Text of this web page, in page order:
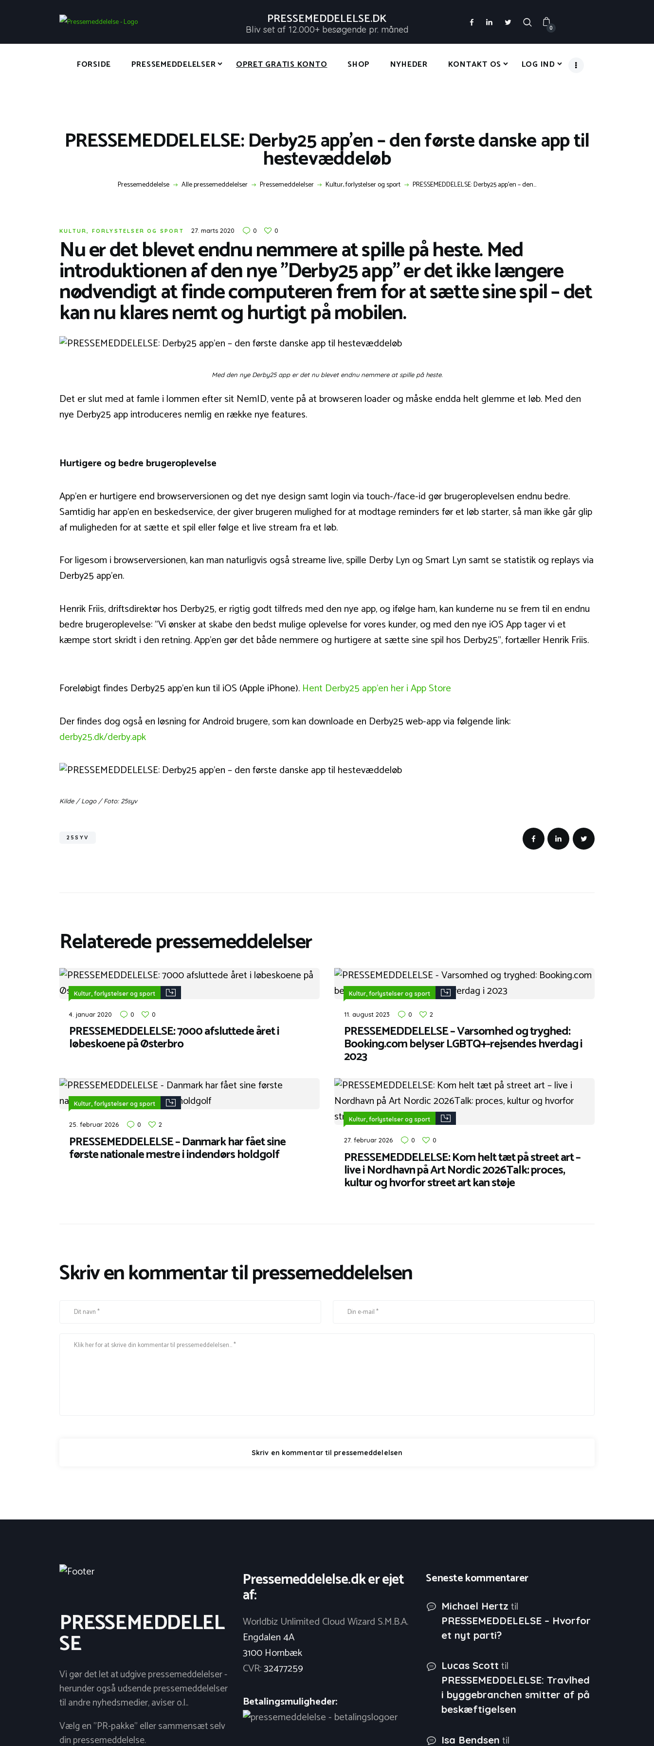
PRESSEMEDDELELSE.DK
Bliv set af 12.000+ besøgende pr. måned 0
FORSIDE PRESSEMEDDELELSER OPRET GRATIS KONTO SHOP NYHEDER KONTAKT OS LOG IND
PRESSEMEDDELELSE: Derby25 app’en – den første danske app til
hestevæddeløb
Pressemeddelelse Alle pressemeddelelser Pressemeddelelser Kultur, forlystelser og sport PRESSEMEDDELELSE: Derby25 app’en – den...
PRESSEMEDDELELSE.DK
Bliv set af 12.000+ besøgende pr. måned
FORSIDE
PRESSEMEDDELELSER
OPRET GRATIS KONTO
KONTAKT OS
LOG IND
KULTUR, FORLYSTELSER OG SPORT 27. marts 2020 0 0
Nu er det blevet endnu nemmere at spille på heste. Med
introduktionen af den nye ”Derby25 app” er det ikke længere
nødvendigt at finde computeren frem for at sætte sine spil – det
kan nu klares nemt og hurtigt på mobilen.
Med den nye Derby25 app er det nu blevet endnu nemmere at spille på heste.
Det er slut med at famle i lommen efter sit NemID, vente på at browseren loader og måske endda helt glemme et løb. Med den
nye Derby25 app introduceres nemlig en række nye features.
Hurtigere og bedre brugeroplevelse
App’en er hurtigere end browserversionen og det nye design samt login via touch-/face-id gør brugeroplevelsen endnu bedre.
Samtidig har app’en en beskedservice, der giver brugeren mulighed for at modtage reminders før et løb starter, så man ikke går glip
af muligheden for at sætte et spil eller følge et live stream fra et løb.
For ligesom i browserversionen, kan man naturligvis også streame live, spille Derby Lyn og Smart Lyn samt se statistik og replays via
Derby25 app’en.
Henrik Friis, driftsdirektør hos Derby25, er rigtig godt tilfreds med den nye app, og ifølge ham, kan kunderne nu se frem til en endnu
bedre brugeroplevelse: ”Vi ønsker at skabe den bedst mulige oplevelse for vores kunder, og med den nye iOS App tager vi et
kæmpe stort skridt i den retning. App’en gør det både nemmere og hurtigere at sætte sine spil hos Derby25”, fortæller Henrik Friis.
Foreløbigt findes Derby25 app’en kun til iOS (Apple iPhone). Hent Derby25 app’en her i App Store
Der findes dog også en løsning for Android brugere, som kan downloade en Derby25 web-app via følgende link:
derby25.dk/derby.apk
Kilde / Logo / Foto: 25syv
25SYV
Relaterede pressemeddelelser
Kultur, forlystelser og sport
4. januar 2020 0 0
PRESSEMEDDELELSE: 7000 afsluttede året i
løbeskoene på Østerbro
Kultur, forlystelser og sport
11. august 2023 0 2
PRESSEMEDDELELSE – Varsomhed og tryghed:
Booking.com belyser LGBTQ+-rejsendes hverdag i
2023
Kultur, forlystelser og sport
25. februar 2026 0 2
PRESSEMEDDELELSE – Danmark har fået sine
første nationale mestre i indendørs holdgolf
Kultur, forlystelser og sport
27. februar 2026 0 0
PRESSEMEDDELELSE: Kom helt tæt på street art –
live i Nordhavn på Art Nordic 2026Talk: proces,
kultur og hvorfor street art kan støje
Skriv en kommentar til pressemeddelelsen
PRESSEMEDDELEL
SE
Vi gør det let at udgive pressemeddelelser -
herunder også udsende pressemeddelelser
til andre nyhedsmedier, aviser o.l..
Vælg en "PR-pakke" eller sammensæt selv
din pressemeddelelse.
Pressemeddelelse.dk er ejet
af:
Worldbiz Unlimited Cloud Wizard S.M.B.A.
Engdalen 4A
3100 Hornbæk
CVR:32477259
Betalingsmuligheder:
Seneste kommentarer
Michael Hertz til
PRESSEMEDDELELSE – Hvorfor
et nyt parti?
Lucas Scott til
PRESSEMEDDELELSE: Travlhed
i byggebranchen smitter af på
beskæftigelsen
Isa Bendsen til